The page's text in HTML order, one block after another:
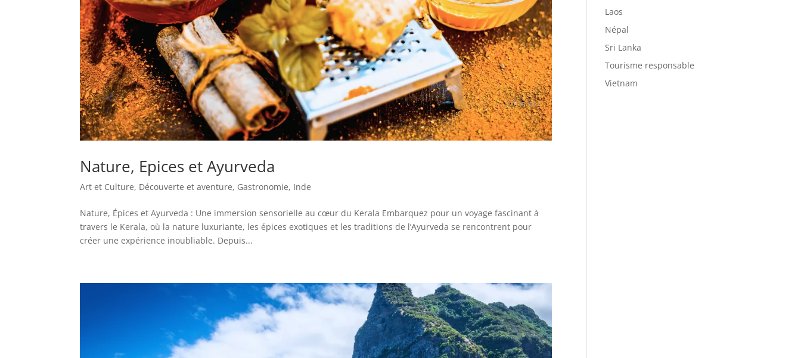
Nature, Epices et Ayurveda
Art et Culture, Découverte et aventure, Gastronomie, Inde
Nature, Épices et Ayurveda : Une immersion sensorielle au cœur du Kerala Embarquez pour un voyage fascinant à
travers le Kerala, où la nature luxuriante, les épices exotiques et les traditions de l’Ayurveda se rencontrent pour
créer une expérience inoubliable. Depuis...
Laos
Népal
Sri Lanka
Tourisme responsable
Vietnam